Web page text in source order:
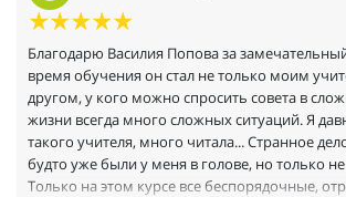
Благодарю Василия Попова за
время обучения он стал не только моим
другом, у кого можно спросить совета в
жизни всегда много сложных ситуаций. Я
такого учителя, много читала... Странное
будто уже были у меня в голове, но только
Только на этом курсе все беспорядочные,